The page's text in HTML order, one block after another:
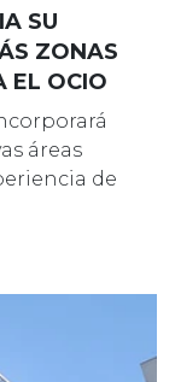
SU
ZONAS
EL OCIO
áreas
de